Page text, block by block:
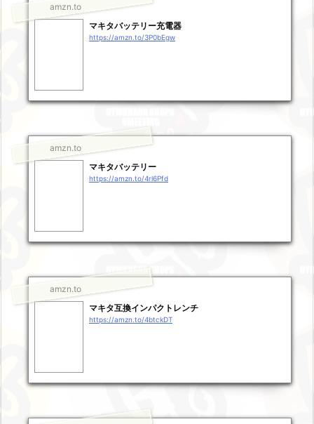
amzn.to
マキタバッテリー充電器
https://amzn.to/3P0bEgw
amzn.to
マキタバッテリー
https://amzn.to/4rl6Pfd
amzn.to
マキタ互換インパクトレンチ
https://amzn.to/4btckDT